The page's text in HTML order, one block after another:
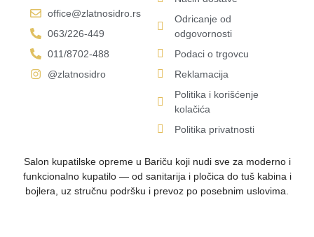
Salon kupatilske opreme u Bariču koji nudi sve za moderno i
funkcionalno kupatilo — od sanitarija i pločica do tuš kabina i
bojlera, uz stručnu podršku i prevoz po posebnim uslovima.
office@zlatnosidro.rs
063/226-449
011/8702-488
@zlatnosidro
Odricanje od
odgovornosti
Podaci o trgovcu
Reklamacija
Politika i korišćenje
kolačića
Politika privatnosti